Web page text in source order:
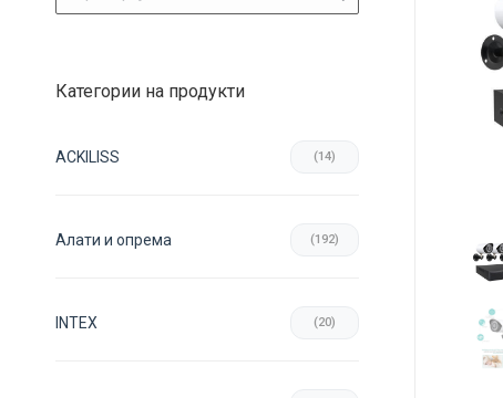
Категории на продукти
ACKILISS (14)
Aлати и опрема (192)
INTEX (20)